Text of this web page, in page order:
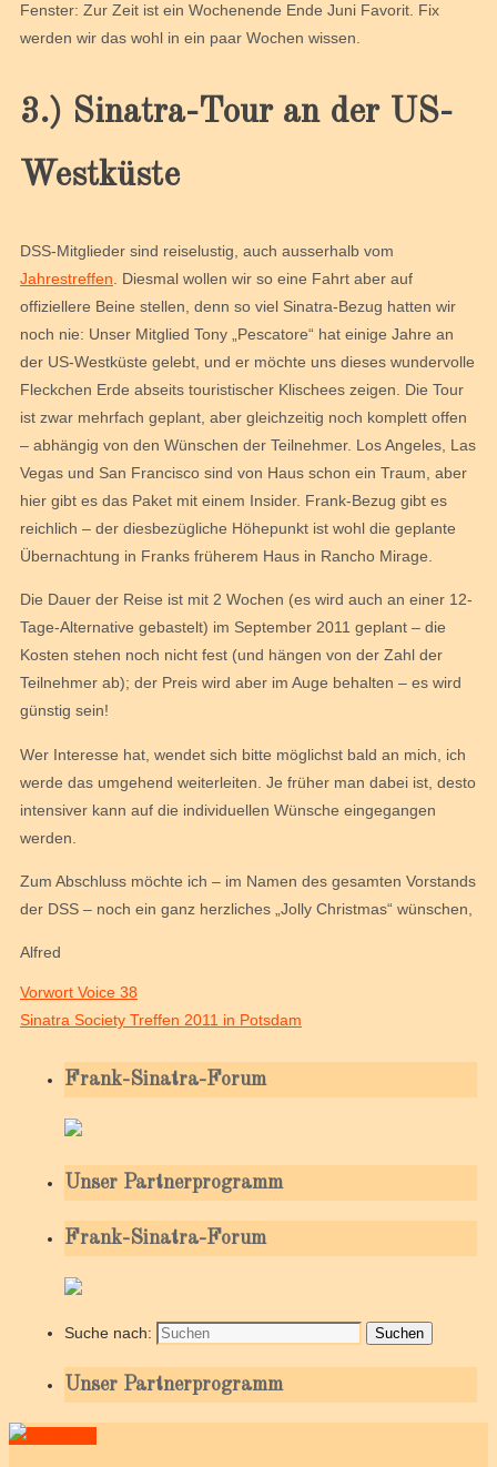
Fenster: Zur Zeit ist ein Wochenende Ende Juni Favorit. Fix
werden wir das wohl in ein paar Wochen wissen.
3.) Sinatra-Tour an der US-
Westküste
DSS-Mitglieder sind reiselustig, auch ausserhalb vom
Jahrestreffen . Diesmal wollen wir so eine Fahrt aber auf
offiziellere Beine stellen, denn so viel Sinatra-Bezug hatten wir
noch nie: Unser Mitglied Tony „Pescatore“ hat einige Jahre an
der US-Westküste gelebt, und er möchte uns dieses wundervolle
Fleckchen Erde abseits touristischer Klischees zeigen. Die Tour
ist zwar mehrfach geplant, aber gleichzeitig noch komplett offen
– abhängig von den Wünschen der Teilnehmer. Los Angeles, Las
Vegas und San Francisco sind von Haus schon ein Traum, aber
hier gibt es das Paket mit einem Insider. Frank-Bezug gibt es
reichlich – der diesbezügliche Höhepunkt ist wohl die geplante
Übernachtung in Franks früherem Haus in Rancho Mirage.
Die Dauer der Reise ist mit 2 Wochen (es wird auch an einer 12-
Tage-Alternative gebastelt) im September 2011 geplant – die
Kosten stehen noch nicht fest (und hängen von der Zahl der
Teilnehmer ab); der Preis wird aber im Auge behalten – es wird
günstig sein!
Wer Interesse hat, wendet sich bitte möglichst bald an mich, ich
werde das umgehend weiterleiten. Je früher man dabei ist, desto
intensiver kann auf die individuellen Wünsche eingegangen
werden.
Zum Abschluss möchte ich – im Namen des gesamten Vorstands
der DSS – noch ein ganz herzliches „Jolly Christmas“ wünschen,
Alfred
Vorwort Voice 38
Sinatra Society Treffen 2011 in Potsdam
Frank-Sinatra-Forum
Unser Partnerprogramm
Frank-Sinatra-Forum
Suche nach: Suchen
Unser Partnerprogramm